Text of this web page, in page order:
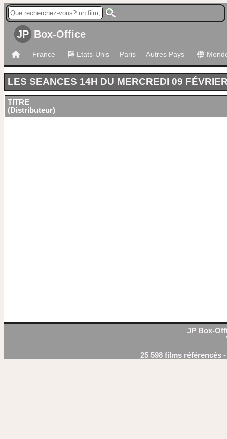
JP Box-Office
France Etats-Unis Paris Autres Pays
LES SEANCES 14H DU MERCREDI 09
TITRE
(Distributeur)
JP Box-
25 598 films référencés